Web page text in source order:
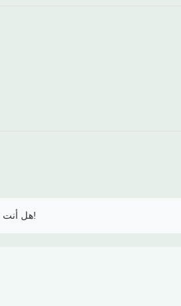
هل أنت مهتم بمنتجاتنا؟ تواصل معنا اليوم للحصول على مزيد من المعلومات والأسعار!